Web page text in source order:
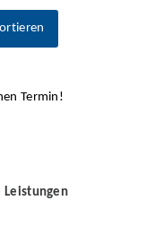
Termin!
Leistungen